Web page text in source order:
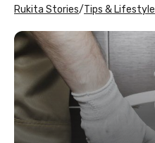
Rukita Stories/Tips & Lifestyle